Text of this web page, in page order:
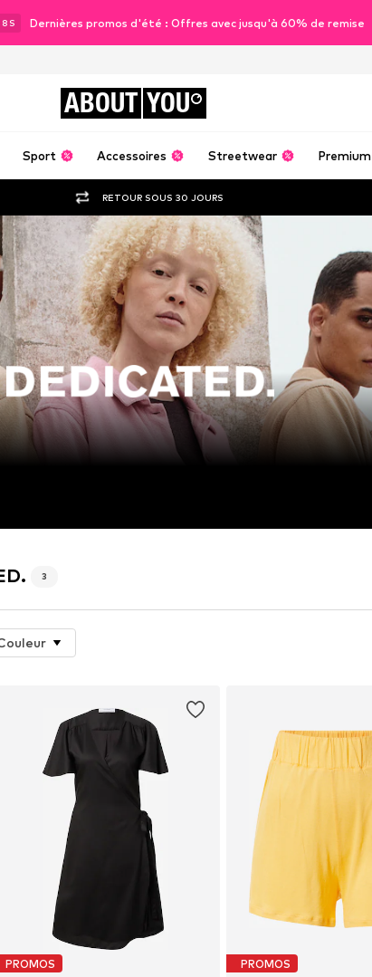
S Dernières promos d'été : Offres avec jusqu'à 60% de remise
ABOUT YOU
Sport Accessoires Streetwear Premium
RETOUR SOUS 30 JOURS
3
PROMOS PROMOS